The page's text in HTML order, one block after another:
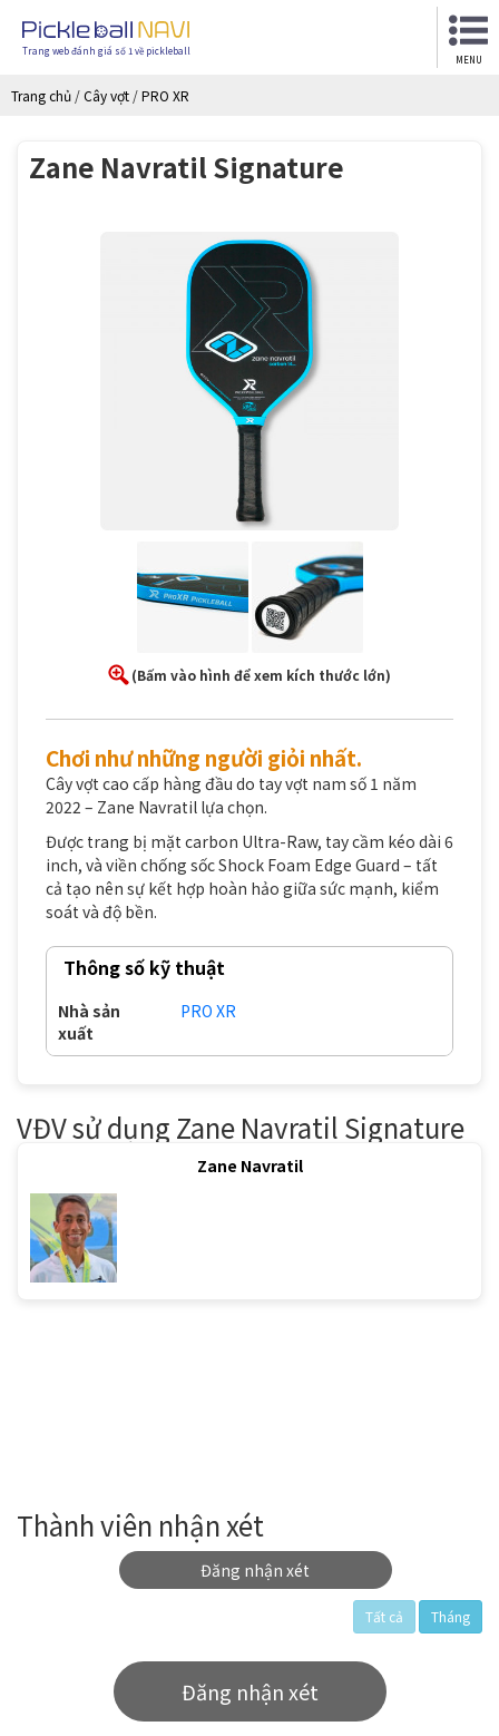
Trang web đánh giá số 1 về pickleball
MENU
Trang chủ /Cây vợt /PRO XR
Zane Navratil Signature
(Bấm vào hình để xem kích thước lớn)
Chơi như những người giỏi nhất.
Cây vợt cao cấp hàng đầu do tay vợt nam số 1 năm
2022 – Zane Navratil lựa chọn.
Được trang bị mặt carbon Ultra-Raw, tay cầm kéo dài 6
inch, và viền chống sốc Shock Foam Edge Guard – tất
cả tạo nên sự kết hợp hoàn hảo giữa sức mạnh, kiểm
soát và độ bền.
Thông số kỹ thuật
Nhà sản
xuất
PRO XR
VĐV sử dụng Zane Navratil Signature
Zane Navratil
Thành viên nhận xét
Đăng nhận xét
Tất cả Tháng
Đăng nhận xét